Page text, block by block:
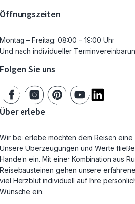
Öffnungszeiten
Montag – Freitag: 08:00 – 19:00 Uhr
Und nach individueller
Folgen Sie uns
Über erlebe
Wir bei erlebe möchten dem Reisen
Unsere Überzeugungen und Werte
Handeln ein. Mit einer Kombination aus
Reisebausteinen gehen unsere
viel Herzblut individuell auf Ihre
Wünsche ein.